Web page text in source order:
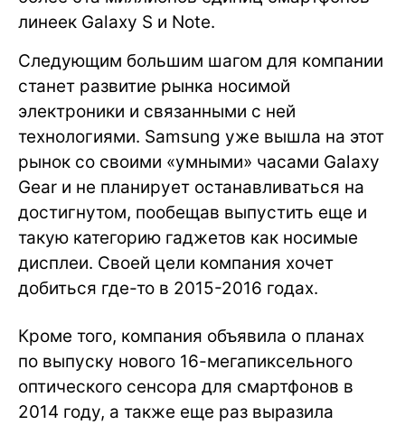
линеек Galaxy S и Note.
Следующим большим шагом для компании
станет развитие рынка носимой
электроники и связанными с ней
технологиями. Samsung уже вышла на этот
рынок со своими «умными» часами Galaxy
Gear и не планирует останавливаться на
достигнутом, пообещав выпустить еще и
такую категорию гаджетов как носимые
дисплеи. Своей цели компания хочет
добиться где-то в 2015-2016 годах.
Кроме того, компания объявила о планах
по выпуску нового 16-мегапиксельного
оптического сенсора для смартфонов в
2014 году, а также еще раз выразила